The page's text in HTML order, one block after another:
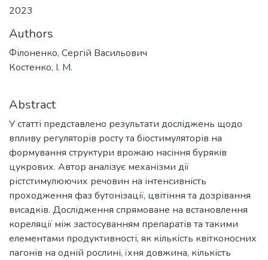
2023
Authors
Філоненко, Сергій Васильович
Костенко, І. М.
Abstract
У статті представлено результати досліджень щодо
впливу регуляторів росту та біостимуляторів на
формування структури врожаю насіння буряків
цукрових. Автор аналізує механізми дії
рістстимулюючих речовин на інтенсивність
проходження фаз бутонізації, цвітіння та дозрівання
висадків. Дослідження спрямоване на встановлення
кореляції між застосуванням препаратів та такими
елементами продуктивності, як кількість квітконосних
пагонів на одній рослині, їхня довжина, кількість